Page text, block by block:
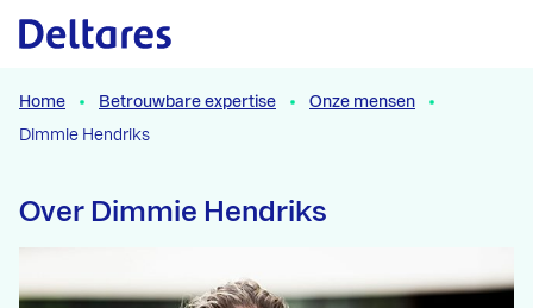
Naar hoofdcontent
Home Betrouwbare expertise
Onze mensen
Dimmie Hendriks
Over Dimmie Hendriks